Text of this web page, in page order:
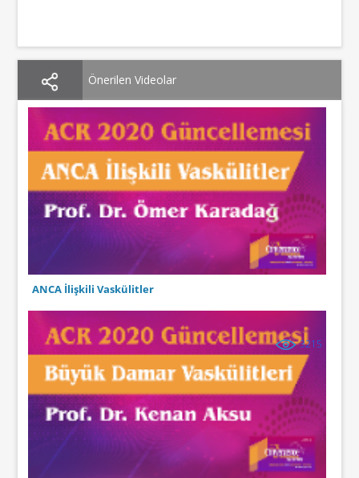
Önerilen Videolar
ANCA İlişkili Vaskülitler
3215